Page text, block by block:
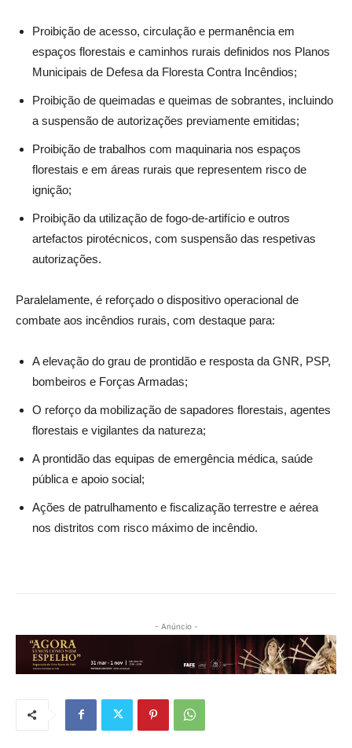
Proibição de acesso, circulação e permanência em
espaços florestais e caminhos rurais definidos nos Planos
Municipais de Defesa da Floresta Contra Incêndios;
Proibição de queimadas e queimas de sobrantes, incluindo
a suspensão de autorizações previamente emitidas;
Proibição de trabalhos com maquinaria nos espaços
florestais e em áreas rurais que representem risco de
ignição;
Proibição da utilização de fogo-de-artifício e outros
artefactos pirotécnicos, com suspensão das respetivas
autorizações.
Paralelamente, é reforçado o dispositivo operacional de
combate aos incêndios rurais, com destaque para:
A elevação do grau de prontidão e resposta da GNR, PSP,
bombeiros e Forças Armadas;
O reforço da mobilização de sapadores florestais, agentes
florestais e vigilantes da natureza;
A prontidão das equipas de emergência médica, saúde
pública e apoio social;
Ações de patrulhamento e fiscalização terrestre e aérea
nos distritos com risco máximo de incêndio.
- Anúncio -